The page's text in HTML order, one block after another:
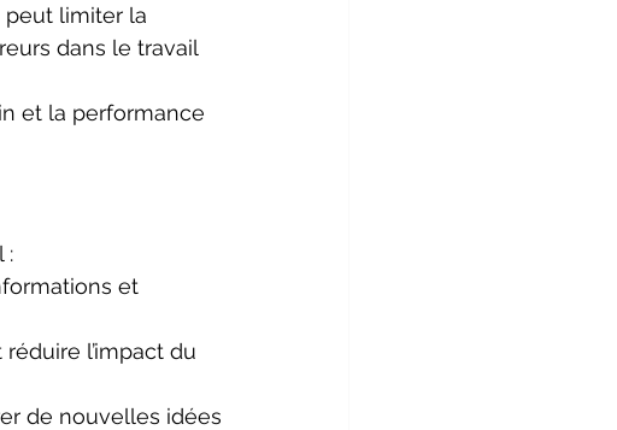
peut limiter la
dans le travail
et la performance
:
et
l’impact du
de nouvelles idées